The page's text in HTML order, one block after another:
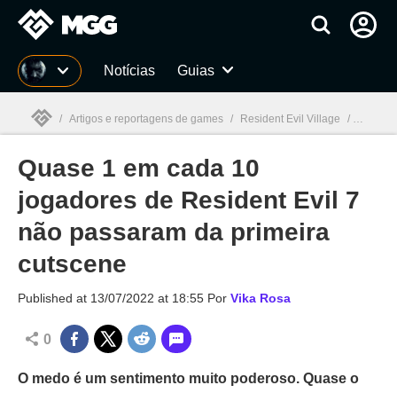
Millenium Notícias Guias
Millenium
/ Artigos e reportagens de games / Resident Evil Village / Quase
Quase 1 em cada 10
jogadores de Resident Evil 7
não passaram da primeira
cutscene
Published at 13/07/2022 at 18:55 Por Vika Rosa
0
O medo é um sentimento muito poderoso. Quase o